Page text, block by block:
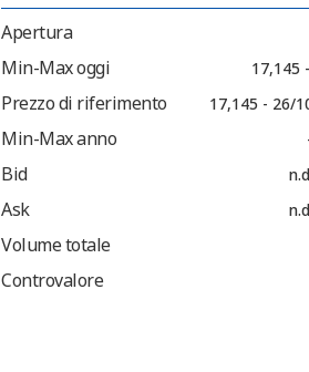
Apertura
Min-Max oggi
17,145
Prezzo di riferimento 17,145 - 26/
Min-Max anno
Bid
Ask
Volume totale
Controvalore